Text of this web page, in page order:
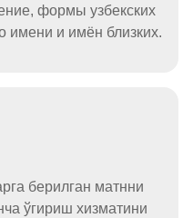
формы узбекских
имени и имён близких.
берилган матнни
ўгириш хизматини